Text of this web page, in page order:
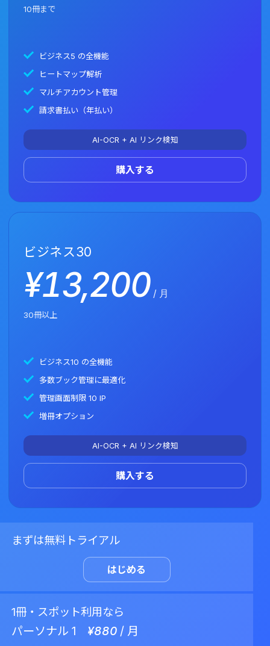
10冊まで
ビジネス5 の全機能
ヒートマップ解析
マルチアカウント管理
請求書払い（年払い）
AI-OCR + AI リンク検知
購入する
ビジネス30
¥13,200 / 月
30冊以上
ビジネス10 の全機能
多数ブック管理に最適化
管理画面制限 10 IP
増冊オプション
AI-OCR + AI リンク検知
購入する
まずは無料トライアル
はじめる
1冊・スポット利用なら
パーソナル 1 ¥880 / 月